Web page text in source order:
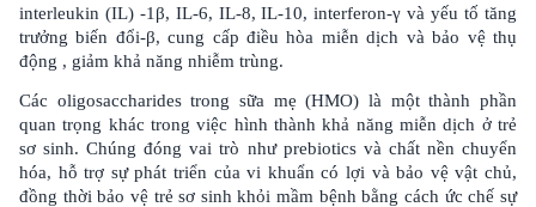
interleukin (IL) -1β, IL-6, IL-8, IL-10, interferon-γ và yếu tố tăng
trưởng biến đổi-β, cung cấp điều hòa miễn dịch và bảo vệ thụ
động , giảm khả năng nhiễm trùng.
Các oligosaccharides trong sữa mẹ (HMO) là một thành phần
quan trọng khác trong việc hình thành khả năng miễn dịch ở trẻ
sơ sinh. Chúng đóng vai trò như prebiotics và chất nền chuyển
hóa, hỗ trợ sự phát triển của vi khuẩn có lợi và bảo vệ vật chủ,
đồng thời bảo vệ trẻ sơ sinh khỏi mầm bệnh bằng cách ức chế sự